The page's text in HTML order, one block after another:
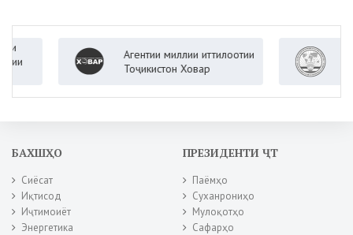
Агентии миллии иттилоотии
Тоҷикистон Ховар
БАХШҲО
Сиёсат
Иқтисод
Иҷтимоиёт
Энергетика
ПРЕЗИДЕНТИ ҶТ
Паёмҳо
Суханрониҳо
Мулоқотҳо
Сафарҳо